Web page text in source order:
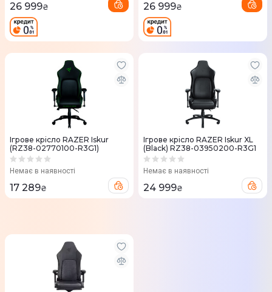
26 999₴ 26 999₴
Ігрове крісло RAZER Iskur
(RZ38-02770100-R3G1)
Немає в наявності
17 289₴
Ігрове крісло RAZER Iskur XL
(Black) RZ38-03950200-R3G1
Немає в наявності
24 999₴